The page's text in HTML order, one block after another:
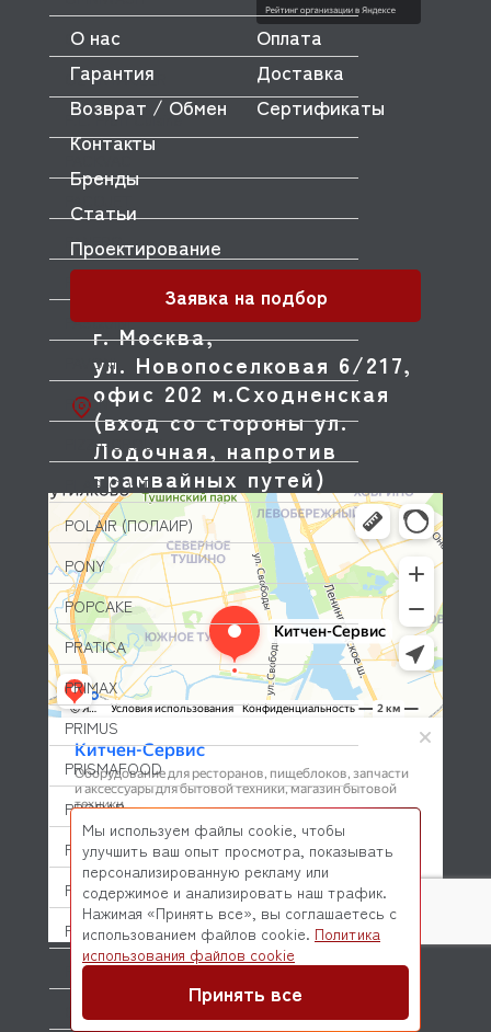
ORVED
OZTIRYAKILER
P.L. Proff Cuisine
PANERO
PASQUINI
PAVONI
PIRON
PIZZA-GROUP
PLAS-CONT
POLAIR (ПОЛАИР)
PONY
POPCAKE
PRATICA
PRIMAX
PRIMUS
PRISMAFOOD
PROBAR
PRODIGY
PROFESSIONAL SPARES
PROHOTEL
PROXIMA (DR COFFEE)
QUALITY ESPRESSO (FUTURMAT)
г. Москва,
ул. Новопоселковая 6/217,
офис 202 м.Сходненская
(вход со стороны ул.
Лодочная, напротив
трамвайных путей)
О нас
Оплата
Гарантия
Доставка
Возврат / Обмен
Сертификаты
Контакты
Бренды
Статьи
Проектирование
Заявка на подбор
© 2026 Kitchen-Service.com Интернет-магазин запчастей
и оборудования профессиональной кухни
Мы используем файлы cookie, чтобы
улучшить ваш опыт просмотра, показывать
персонализированную рекламу или
содержимое и анализировать наш трафик.
Нажимая «Принять все», вы соглашаетесь с
использованием файлов cookie. Политика
использования файлов cookie
Принять все